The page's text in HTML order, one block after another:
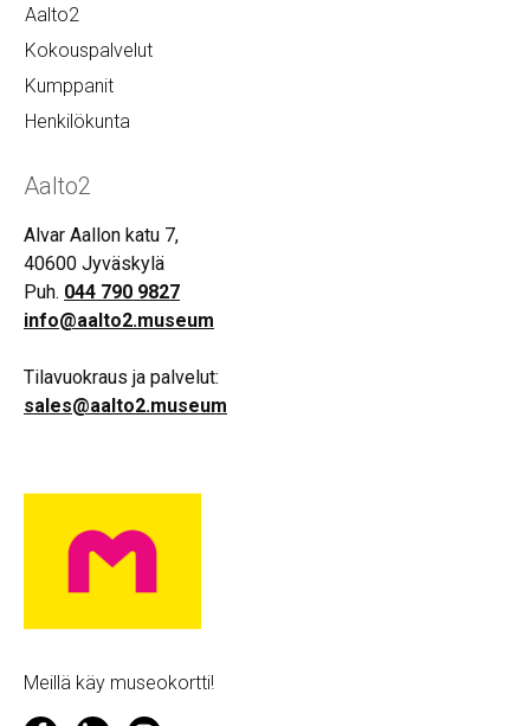
Aalto2
Kokouspalvelut
Kumppanit
Henkilökunta
Aalto2
Alvar Aallon katu 7,
40600 Jyväskylä
Puh. 044 790 9827
info@aalto2.museum
Tilavuokraus ja palvelut:
sales@aalto2.museum
Meillä käy museokortti!